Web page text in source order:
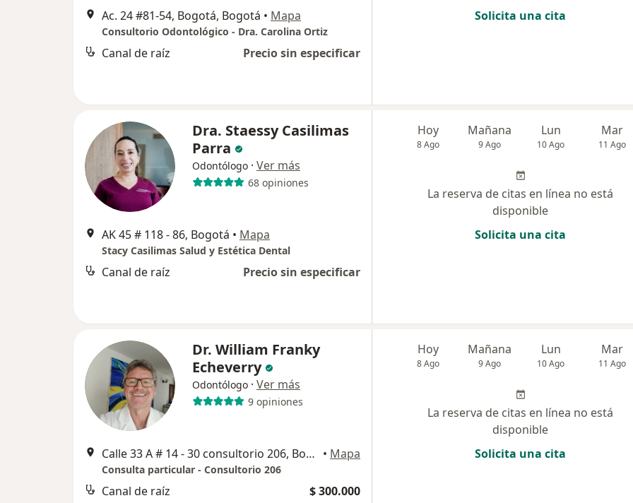
Ac. 24 #81-54, Bogotá, Bogotá • Mapa
Consultorio Odontológico - Dra. Carolina Ortiz
Canal de raíz Precio sin especificar
Solicita una cita
Dra. Staessy Casilimas
Parra
Odontólogo · Ver más
68 opiniones
AK 45 # 118 - 86, Bogotá • Mapa
Stacy Casilimas Salud y Estética Dental
Canal de raíz Precio sin especificar
Hoy
8 Ago
Mañana
9 Ago
Lun
10 Ago
Mar
11 Ago
La reserva de citas en línea no está
disponible
Solicita una cita
Dr. William Franky
Echeverry
Odontólogo · Ver más
9 opiniones
Calle 33 A # 14 - 30 consultorio 206, Bogotá • Mapa
Consulta particular - Consultorio 206
Canal de raíz $ 300.000
Hoy
8 Ago
Mañana
9 Ago
Lun
10 Ago
Mar
11 Ago
La reserva de citas en línea no está
disponible
Solicita una cita